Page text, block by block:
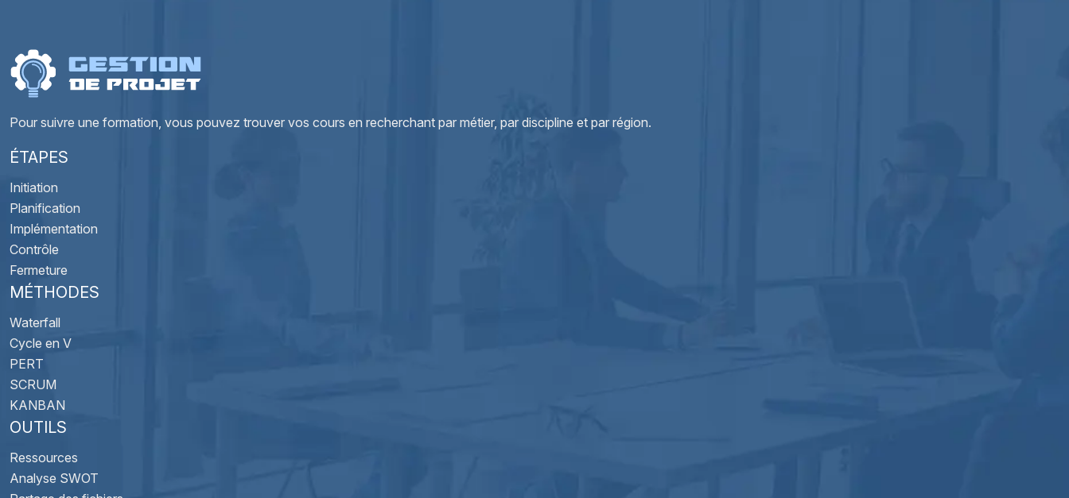
Pour suivre une formation, vous pouvez trouver vos cours en recherchant par métier, par discipline et par région.
ÉTAPES
Initiation
Planification
Implémentation
Contrôle
Fermeture
MÉTHODES
Waterfall
Cycle en V
PERT
SCRUM
KANBAN
OUTILS
Ressources
Analyse SWOT